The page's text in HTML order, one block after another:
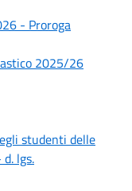
- Proroga
2025/26
studenti delle
lgs.